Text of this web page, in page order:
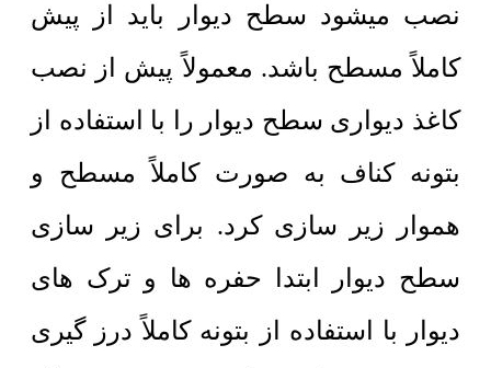
نصب میشود سطح دیوار باید از پیش
کاملاً مسطح باشد. معمولاً پیش از نصب
کاغذ دیواری سطح دیوار را با استفاده از
بتونه کناف به صورت کاملاً مسطح و
هموار زیر سازی کرد. برای زیر سازی
سطح دیوار ابتدا حفره ها و ترک های
دیوار با استفاده از بتونه کاملاً درز گیری